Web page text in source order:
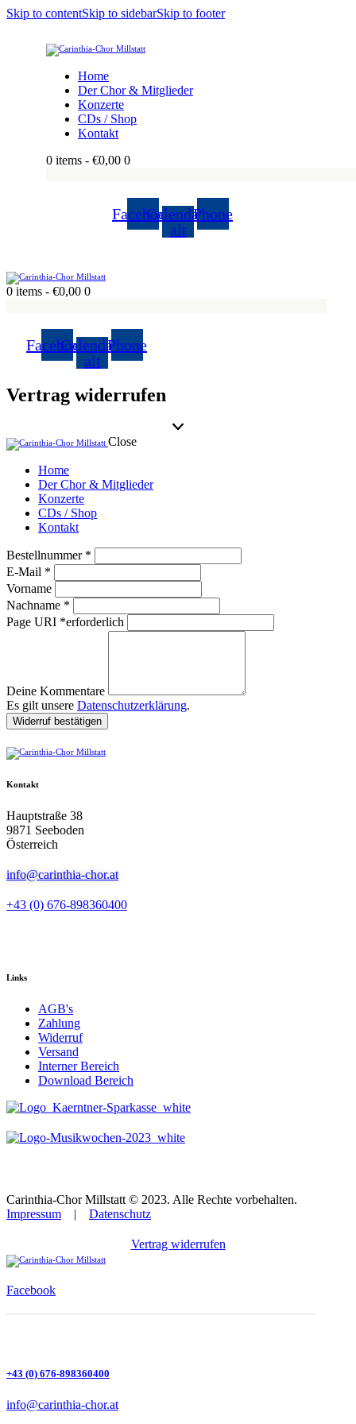
Skip to contentSkip to sidebarSkip to footer
Home
Der Chor & Mitglieder
Konzerte
CDs / Shop
Kontakt
0 items - €0,00 0
FacebookCalendar-
alt
Phone
0 items - €0,00 0
FacebookCalendar-
alt
Phone
Vertrag widerrufen
Close
Home
Der Chor & Mitglieder
Konzerte
CDs / Shop
Kontakt
facebook-
1
Bestellnummer *
E-Mail *
Vorname
Nachname *
Page URI *erforderlich
Deine Kommentare
Es gilt unsere Datenschutzerklärung.
Widerruf bestätigen
Kontakt
Hauptstraße 38
9871 Seeboden
Österreich
info@carinthia-chor.at
+43 (0) 676-898360400
Links
AGB's
Zahlung
Widerruf
Versand
Interner Bereich
Download Bereich
Carinthia-Chor Millstatt © 2023. Alle Rechte vorbehalten.
Impressum | Datenschutz
Vertrag widerrufen
Facebook
+43 (0) 676-898360400
info@carinthia-chor.at